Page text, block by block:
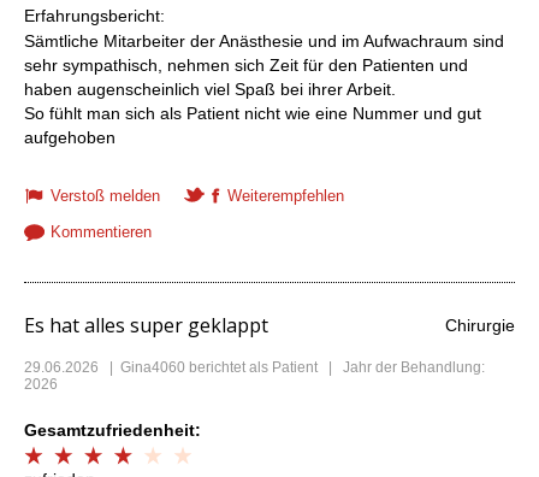
Erfahrungsbericht:
Sämtliche Mitarbeiter der Anästhesie und im Aufwachraum sind
sehr sympathisch, nehmen sich Zeit für den Patienten und
haben augenscheinlich viel Spaß bei ihrer Arbeit.
So fühlt man sich als Patient nicht wie eine Nummer und gut
aufgehoben
Verstoß melden
Weiterempfehlen
Kommentieren
Es hat alles super geklappt Chirurgie
29.06.2026 Gina4060 berichtet als Patient | Jahr der Behandlung:
2026
Gesamtzufriedenheit: